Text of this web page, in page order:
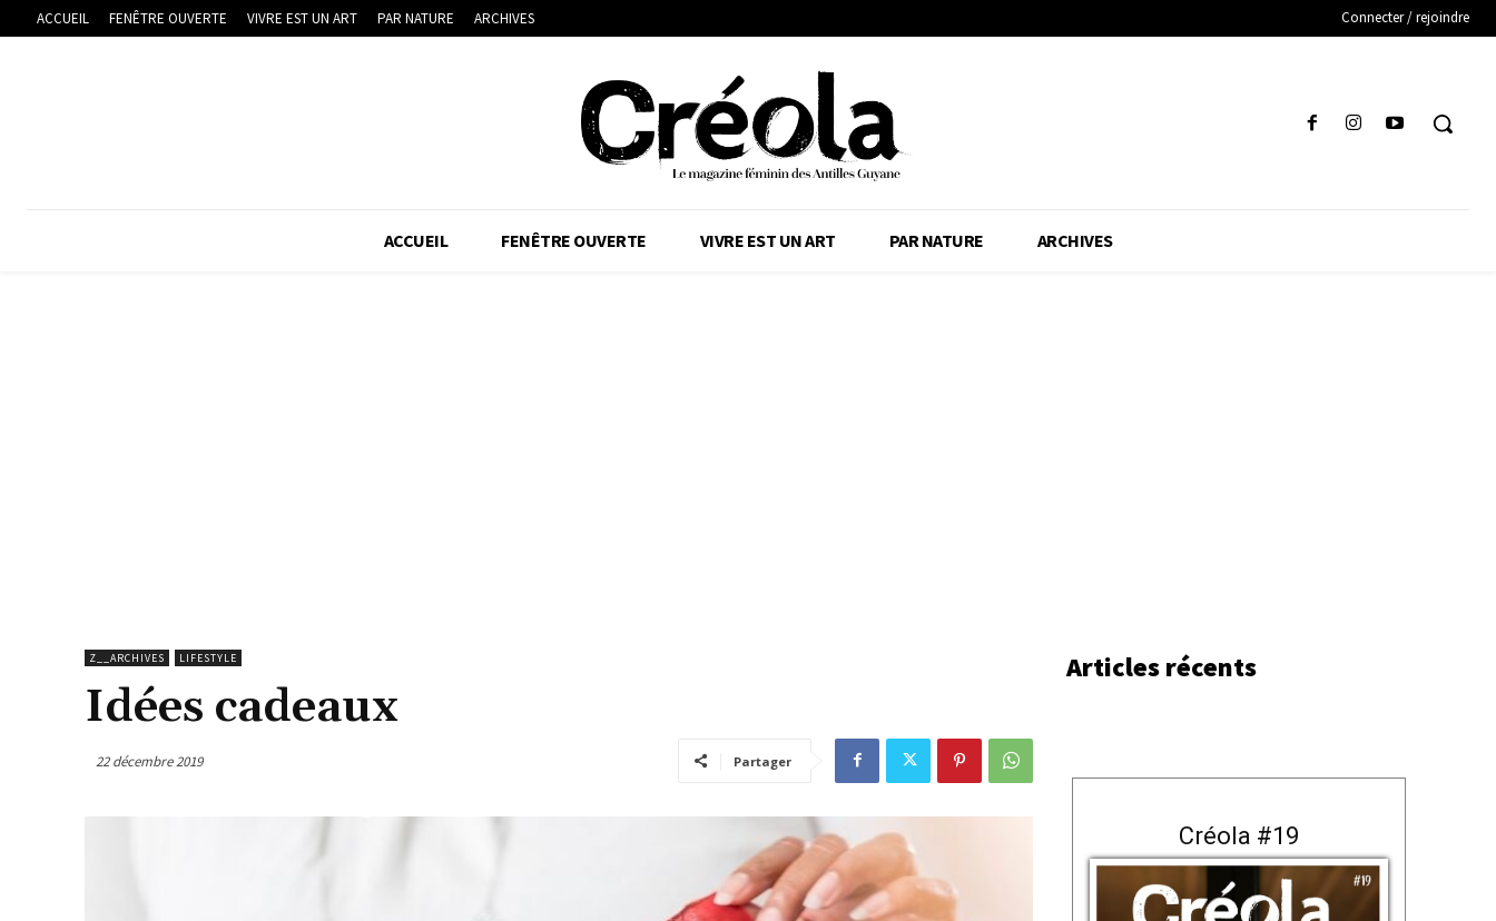
ACCUEIL FENÊTRE OUVERTE VIVRE EST UN ART PAR NATURE ARCHIVES Connecter / rejoindre
ACCUEIL FENÊTRE OUVERTE VIVRE EST UN ART PAR NATURE ARCHIVES
Z__ARCHIVES LIFESTYLE
Idées cadeaux
22 décembre 2019 Partager
Articles récents
Créola #19